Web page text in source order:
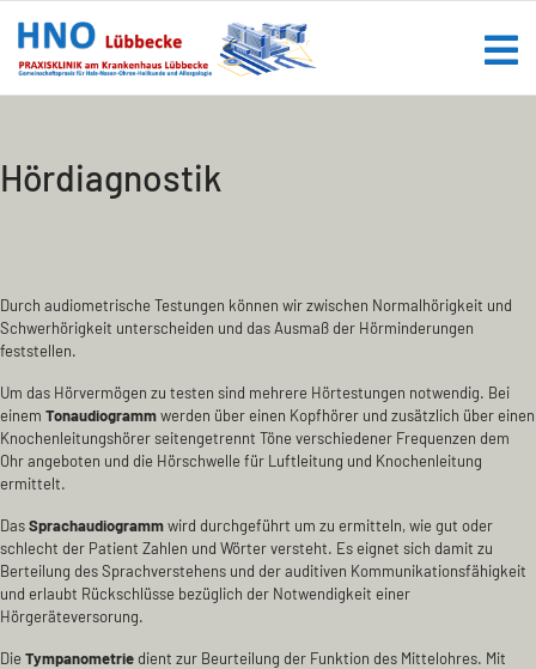
Hördiagnostik
Durch audiometrische Testungen können wir zwischen Normalhörigkeit und
Schwerhörigkeit unterscheiden und das Ausmaß der Hörminderungen
feststellen.
Um das Hörvermögen zu testen sind mehrere Hörtestungen notwendig. Bei
einem Tonaudiogrammwerden über einen Kopfhörer und zusätzlich über einen
Knochenleitungshörer seitengetrennt Töne verschiedener Frequenzen dem
Ohr angeboten und die Hörschwelle für Luftleitung und Knochenleitung
ermittelt.
DasSprachaudiogrammwird durchgeführt um zu ermitteln, wie gut oder
schlecht der Patient Zahlen und Wörter versteht. Es eignet sich damit zu
Berteilung des Sprachverstehens und der auditiven Kommunikationsfähigkeit
und erlaubt Rückschlüsse bezüglich der Notwendigkeit einer
Hörgeräteversorung.
Die Tympanometriedient zur Beurteilung der Funktion des Mittelohres. Mit